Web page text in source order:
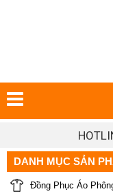
DANH MỤC SẢN
Đồng Phục Áo